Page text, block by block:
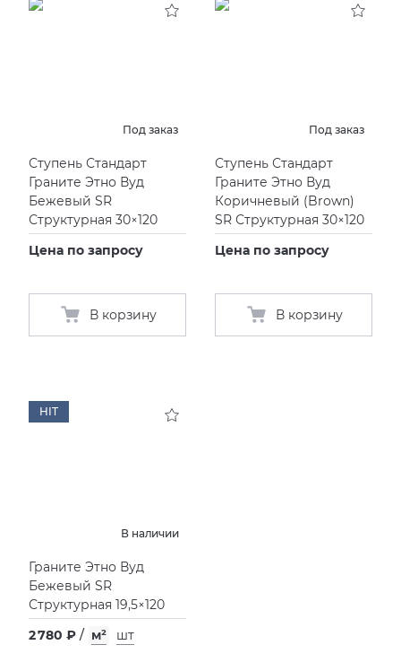
Под заказ
Ступень Стандарт
Граните Этно Вуд
Бежевый SR
Структурная 30×120
Цена по запросу
В корзину
Под заказ
Ступень Стандарт
Граните Этно Вуд
Коричневый (Brown)
SR Структурная 30×120
Цена по запросу
В корзину
HIT
В наличии
Граните Этно Вуд
Бежевый SR
Структурная 19,5×120
2 780 ₽ / м² шт